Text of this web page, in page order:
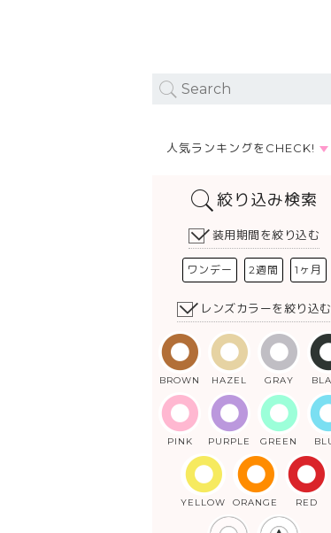
人気ランキングをCHECK!
絞り込み検索
装用期間を絞り込む
ワンデー 2週間 1ヶ月
レンズカラーを絞り込む
BROWN HAZEL GRAY
PINK PURPLE GREEN
YELLOW ORANGE RED